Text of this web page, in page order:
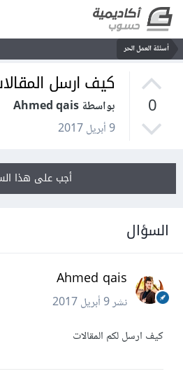
أسئلة العمل الحر
0
كيف ارسل
بواسطة Ahmed qais
9 أبريل 2017
أجب على هذا
السؤال
Ahmed qais
نشر9 أبريل 2017
كيف ارسل لكم المقالات